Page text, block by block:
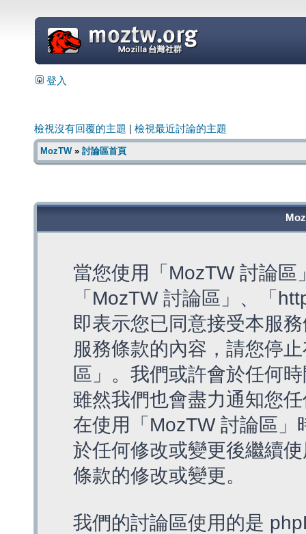
=
登入
檢視沒有回覆的主題 檢視最近討論的主題
MozTW» 討論區首頁
當您使用「MozTW 討論
「MozTW 討論區」、「
即表示您已同意接受本服
服務條款的內容，請您停
區」。我們或許會於任何
雖然我們也會盡力通知您
在使用「MozTW 討論區
於任何修改或變更後繼續
條款的修改或變更。
我們的討論區使用的是